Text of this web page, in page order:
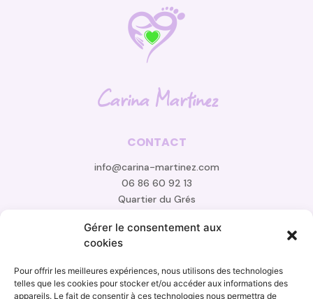
Gérer le consentement aux
cookies
Pour offrir les meilleures expériences, nous utilisons des technologies
telles que les cookies pour stocker et/ou accéder aux informations des
appareils. Le fait de consentir à ces technologies nous permettra de
Carina Martinez
CONTACT
info@carina-martinez.com
06 86 60 92 13
Quartier du Grés